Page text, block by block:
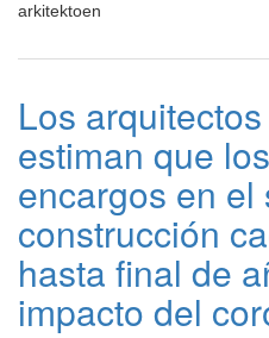
arkitektoen
Los
estiman que
encargos en el
construcción
hasta final de
impacto del